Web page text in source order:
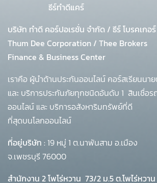
ธีร์ทำดีแคร์
บริษัท ทำดี คอร์ปอเรชั่น จำกัด / ธีร์ โบรคเกอร์
Thum Dee Corporation / Thee Brokers
Finance & Business Center
เราคือ ผู้นำด้านประกันออนไลน์ คอร์สเรียนนาย
และ บริการประกันภัยทุกชนิดอันดับ 1 สินเชื่อ
ออนไลน์ และ บริการอสังหาริมทรัพย์ที่ดี
ที่สุดบนโลกออนไลน์
ที่อยู่บริษัท : 19 หมู่ 1 ต.นาพันสาม อ.เมือง
จ.เพชรบุรี 76000
สำนักงาน 2 โพโร่หวาน 73/2 ม.5 ต.โพไร่หวา